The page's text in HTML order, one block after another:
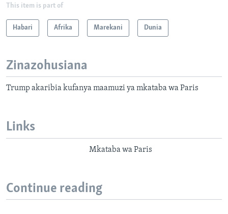
This item is part of
Habari Afrika Marekani Dunia
Zinazohusiana
Trump akaribia kufanya maamuzi ya mkataba wa Paris
Links
Mkataba wa Paris
Continue reading